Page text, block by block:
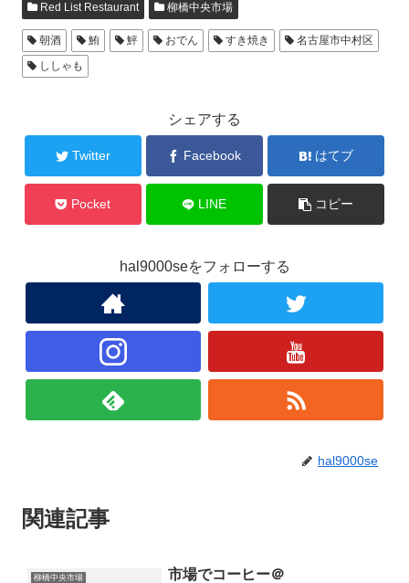
Red List Restaurant 柳橋中央市場
朝酒 鮪 鮃 おでん すき焼き
名古屋市中村区
ししゃも
シェアする
Twitter Facebook はてブ
Pocket LINE コピー
hal9000seをフォローする
hal9000se
関連記事
柳橋中央市場
市場でコーヒー＠